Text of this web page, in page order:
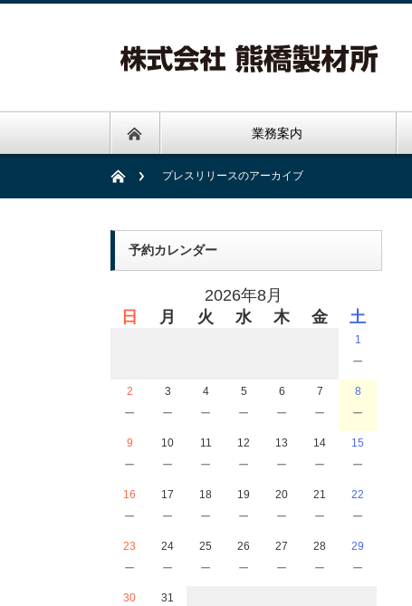
業務案内
プレスリリースのアーカイブ
予約カレンダー
2026年8月
日
月 火 水 木 金 土
1
－
2
－
3
－
4
－
5
－
6
－
7
－
8
－
9
－
10
－
11
－
12
－
13
－
14
－
15
－
16
－
17
－
18
－
19
－
20
－
21
－
22
－
23
－
24
－
25
－
26
－
27
－
28
－
29
－
30 31